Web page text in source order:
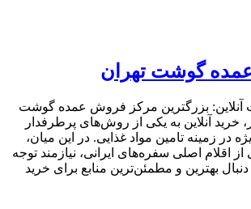
گوشت تهران
آنلاین: بزرگترین مرکز فروش عمده گوشت
خرید آنلاین به یکی از روش‌های پرطرفدار
در زمینه تامین مواد غذایی. در این میان،
اقلام اصلی سفره‌های ایرانی، نیازمند توجه
بهترین و مطمئن‌ترین منابع برای خرید